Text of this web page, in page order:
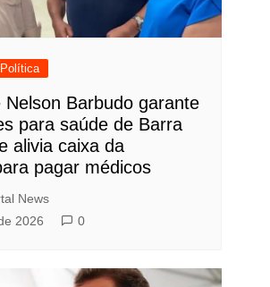
Política
Nelson Barbudo garante
para saúde de Barra
alivia caixa da
pagar médicos
News
2026
0